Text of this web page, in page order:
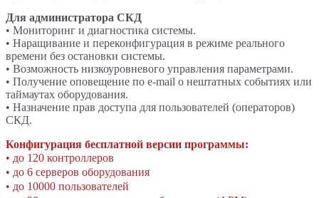
Для администратора СКД
• Мониторинг и диагностика системы.
• Наращивание и переконфигурация в режиме реального
времени без остановки системы.
• Возможность низкоуровневого управления параметрами.
• Получение оповещение по e-mail о нештатных событиях или
таймаутах оборудования.
• Назначение прав доступа для пользователей (операторов)
СКД.
Конфигурация бесплатной версии программы:
• до 120 контроллеров
• до 6 серверов оборудования
• до 10000 пользователей